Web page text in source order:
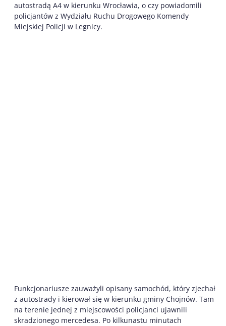
autostradą A4 w kierunku Wrocławia, o czy powiadomili
policjantów z Wydziału Ruchu Drogowego Komendy
Miejskiej Policji w Legnicy.
Funkcjonariusze zauważyli opisany samochód, który zjechał
z autostrady i kierował się w kierunku gminy Chojnów. Tam
na terenie jednej z miejscowości policjanci ujawnili
skradzionego mercedesa. Po kilkunastu minutach